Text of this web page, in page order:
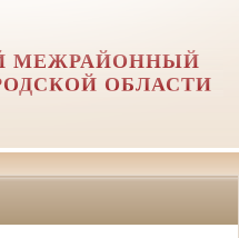
МЕЖРАЙОННЫЙ
ОБЛАСТИ